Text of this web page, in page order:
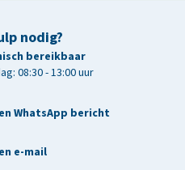
nodig?
bereikbaar
08:30 - 13:00 uur
WhatsApp bericht
e-mail